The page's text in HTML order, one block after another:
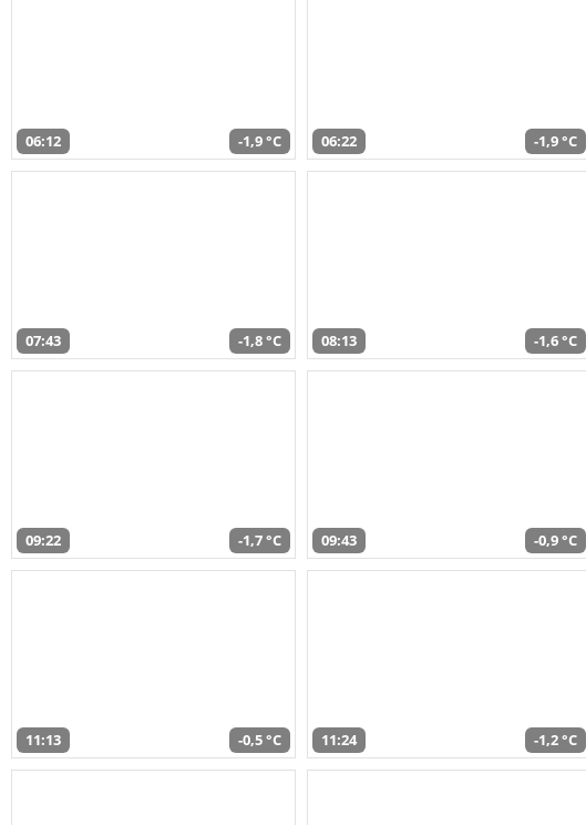
06:12 -1,9 °C 06:22 -1,9 °C
07:43 -1,8 °C 08:13 -1,6 °C
09:22 -1,7 °C 09:43 -0,9 °C
11:13 -0,5 °C 11:24 -1,2 °C